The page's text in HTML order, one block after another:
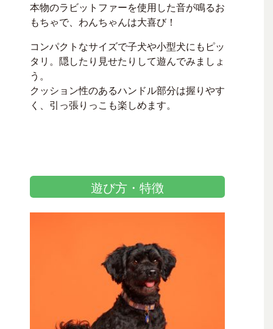
本物のラビットファーを使用した音が鳴るお
もちゃで、わんちゃんは大喜び！
コンパクトなサイズで子犬や小型犬にもピッ
タリ。隠したり見せたりして遊んでみましょ
う。
クッション性のあるハンドル部分は握りやす
く、引っ張りっこも楽しめます。
遊び方・特徴